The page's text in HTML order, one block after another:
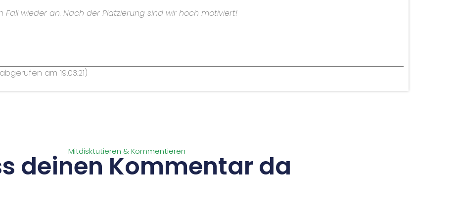
wieder an. Nach der Platzierung sind wir hoch motiviert!
am 19.03.21)
Mitdisktutieren & Kommentieren
deinen Kommentar da